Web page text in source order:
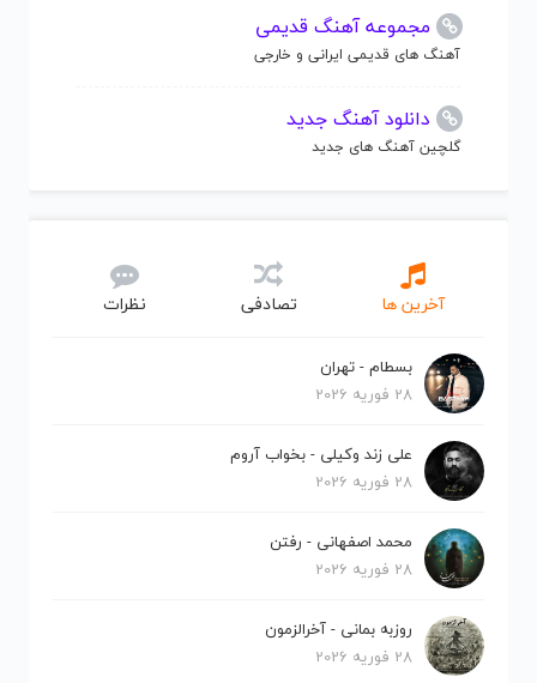
مجموعه آهنگ قدیمی
آهنگ های قدیمی ایرانی و خارجی
دانلود آهنگ جدید
گلچین آهنگ های جدید
آخرین ها تصادفی نظرات
بسطام - تهران
28 فوریه 2026
علی زند وکیلی - بخواب آروم
28 فوریه 2026
محمد اصفهانی - رفتن
28 فوریه 2026
روزبه بمانی - آخرالزمون
28 فوریه 2026